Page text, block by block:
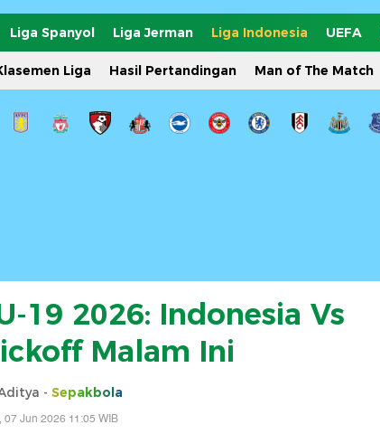
Liga Spanyol Liga Jerman Liga Indonesia UEFA
Liga Hasil Pertandingan Man of The Match
19 2026: Indonesia Vs
Malam Ini
- Sepakbola
07 Jun 2026 11:05 WIB